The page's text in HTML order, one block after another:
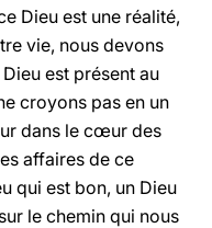
Dieu est une réalité,
vie, nous devons
est présent au
croyons pas en un
dans le cœur des
affaires de ce
qui est bon, un Dieu
le chemin qui nous